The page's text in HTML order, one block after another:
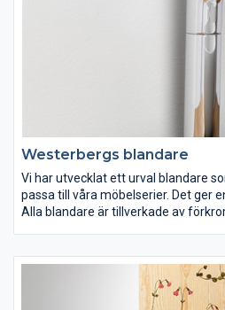
Westerbergs blandare
Vi har utvecklat ett urval blandare
passa till våra möbelserier. Det ger
Alla blandare är tillverkade av